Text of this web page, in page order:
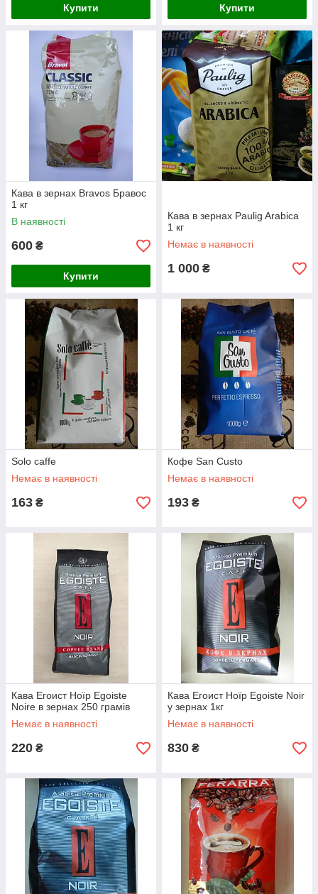
Купити Купити
Кава в зернах Bravos Бравос
1 кг
В наявності
600 ₴
Купити
Кава в зернах Paulig Arabica
1 кг
Немає в наявності
1 000 ₴
Solo caffe
Немає в наявності
163 ₴
Кофе San Custo
Немає в наявності
193 ₴
Кава Егоист Ноїр Egoiste
Noire в зернах 250 грамів
Немає в наявності
220 ₴
Кава Егоист Ноїр Egoiste Noir
у зернах 1кг
Немає в наявності
830 ₴